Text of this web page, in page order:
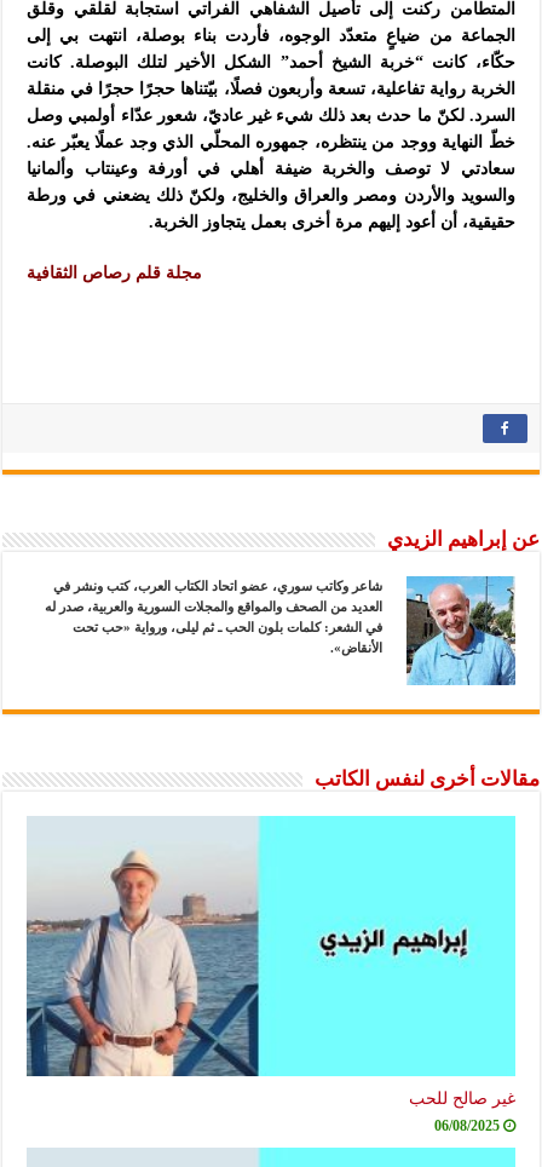
المتطامن ركنت إلى تأصيل الشفاهي الفراتي استجابة لقلقي وقلق
الجماعة من ضياعٍ متعدّد الوجوه، فأردت بناء بوصلة، انتهت بي إلى
حكّاء، كانت “خربة الشيخ أحمد” الشكل الأخير لتلك البوصلة. كانت
الخربة رواية تفاعلية، تسعة وأربعون فصلًا، بيّتناها حجرًا حجرًا في منقلة
السرد. لكنّ ما حدث بعد ذلك شيء غير عاديّ، شعور عدّاء أولمبي وصل
خطّ النهاية ووجد من ينتظره، جمهوره المحلّي الذي وجد عملًا يعبّر عنه.
سعادتي لا توصف والخربة ضيفة أهلي في أورفة وعينتاب وألمانيا
والسويد والأردن ومصر والعراق والخليج، ولكنّ ذلك يضعني في ورطة
حقيقية، أن أعود إليهم مرة أخرى بعمل يتجاوز الخربة.
مجلة قلم رصاص الثقافية
عن إبراهيم الزيدي
شاعر وكاتب سوري، عضو اتحاد الكتاب العرب، كتب ونشر في
العديد من الصحف والمواقع والمجلات السورية والعربية، صدر له
في الشعر: كلمات بلون الحب ـ ثم ليلى، ورواية «حب تحت
الأنقاض».
مقالات أخرى لنفس الكاتب
غير صالح للحب
06/08/2025